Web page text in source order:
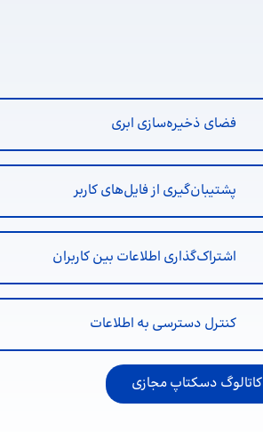
فضای ذخیره‌سازی ابری
پشتیبان‌گیری از فایل‌های کاربر
اشتراک‌گذاری اطلاعات بین کاربران
کنترل دسترسی به اطلاعات
کاتالوگ دسکتاپ مجازی